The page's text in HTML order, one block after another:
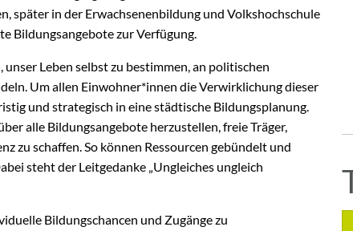
später in der Erwachsenenbildung und Volkshochschule
Bildungsangebote zur Verfügung.
Leben selbst zu bestimmen, an politischen
Um allen Einwohner*innen die Verwirklichung dieser
und strategisch in eine städtische Bildungsplanung.
alle Bildungsangebote herzustellen, freie Träger,
zu schaffen. So können Ressourcen gebündelt und
steht der Leitgedanke „Ungleiches ungleich
Bildungschancen und Zugänge zu